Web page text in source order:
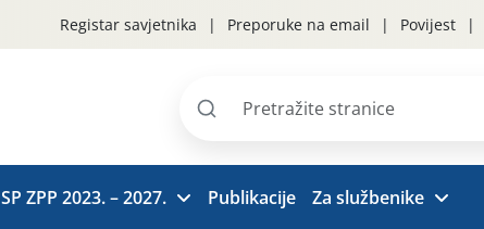
Registar savjetnika Preporuke na email Povijest
Pretraži
SP ZPP 2023. – 2027. Publikacije Za službenike